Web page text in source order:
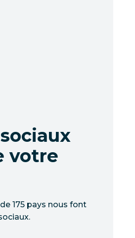
votre
175 pays nous font